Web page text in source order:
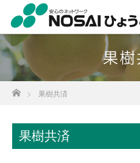
ホーム
果樹共済
果樹共済